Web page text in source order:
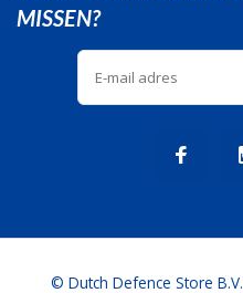
MISSEN?
© Dutch Defence Store B.V.